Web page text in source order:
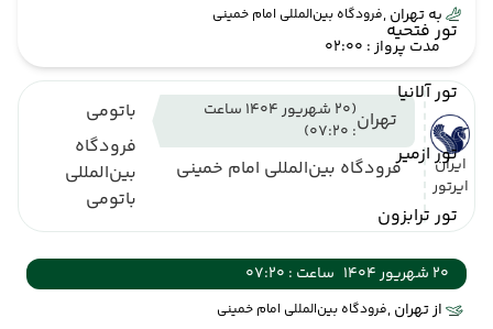
تور فتحیه
تور آلانیا
تور ازمیر
تور ترابزون
به تهران ,فرودگاه بین‌المللی امام خمینی
مدت پرواز : 02:00
ایران
ایرتور
تهران
(20 شهریور 1404 ساعت
: 07:20)
فرودگاه بین‌المللی امام خمینی
باتومی
فرودگاه
بین‌المللی
باتومی
20 شهریور 1404
ساعت : 07:20
از تهران ,فرودگاه بین‌المللی امام خمینی